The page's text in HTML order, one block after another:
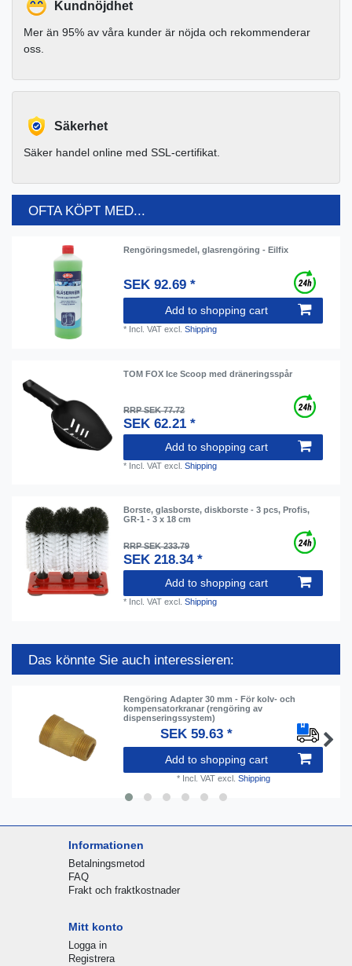
Kundnöjdhet
Mer än 95% av våra kunder är nöjda och rekommenderar
oss.
Säkerhet
Säker handel online med SSL-certifikat.
OFTA KÖPT MED...
Rengöringsmedel, glasrengöring - Eilfix
SEK 92.69 *
Add to shopping cart
* Incl. VAT excl.Shipping
TOM FOX Ice Scoop med dräneringsspår
RRP SEK 77.72
SEK 62.21 *
Add to shopping cart
* Incl. VAT excl.Shipping
Borste, glasborste, diskborste - 3 pcs, Profis,
GR-1 - 3 x 18 cm
RRP SEK 233.79
SEK 218.34 *
Add to shopping cart
* Incl. VAT excl.Shipping
Das könnte Sie auch interessieren:
Rengöring Adapter 30 mm - För kolv- och
kompensatorkranar (rengöring av
dispenseringssystem)
SEK 59.63 *
Add to shopping cart
* Incl. VATexcl. Shipping
Informationen
Betalningsmetod
FAQ
Frakt och fraktkostnader
Mitt konto
Logga in
Registrera